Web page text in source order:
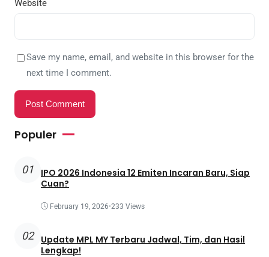
Website
Save my name, email, and website in this browser for the
next time I comment.
Populer
01
IPO 2026 Indonesia 12 Emiten Incaran Baru, Siap
Cuan?
February 19, 2026•233 Views
02
Update MPL MY Terbaru Jadwal, Tim, dan Hasil
Lengkap!